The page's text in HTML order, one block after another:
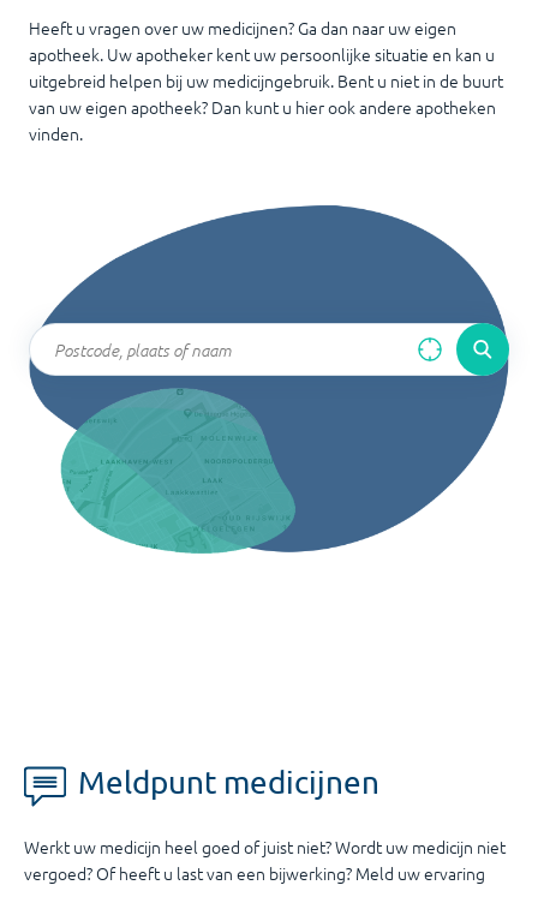
Heeft u vragen over uw medicijnen? Ga dan naar uw eigen
apotheek. Uw apotheker kent uw persoonlijke situatie en kan u
uitgebreid helpen bij uw medicijngebruik. Bent u niet in de buurt
van uw eigen apotheek? Dan kunt u hier ook andere apotheken
vinden.
Meldpunt medicijnen
Werkt uw medicijn heel goed of juist niet? Wordt uw medicijn niet
vergoed? Of heeft u last van een bijwerking? Meld uw ervaring